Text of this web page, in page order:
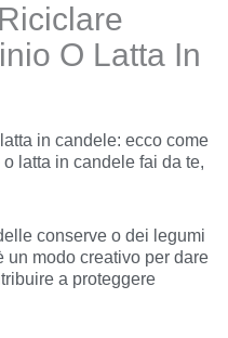
O Latta In
in candele: ecco come
latta in candele fai da te,
conserve o dei legumi
un modo creativo per dare
a proteggere